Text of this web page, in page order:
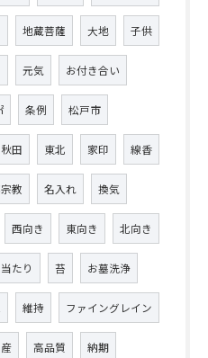
地蔵菩薩 大地 子供
元気 お付き合い
条例 松戸市
秋田 東北 家印 線香
教 名入れ 換気
西向き 東向き 北向き
たり 苔 お墓洗浄
維持 ファイングレイン
高品質 納期